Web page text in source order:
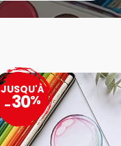
JUSQU'À
-30%